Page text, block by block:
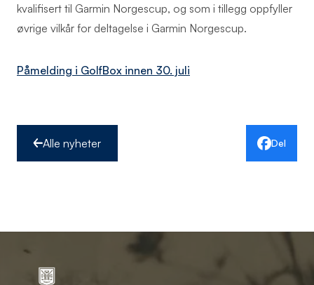
kvalifisert til Garmin Norgescup, og som i tillegg oppfyller
øvrige vilkår for deltagelse i Garmin Norgescup.
Påmelding i GolfBox innen 30. juli
Alle nyheter Del